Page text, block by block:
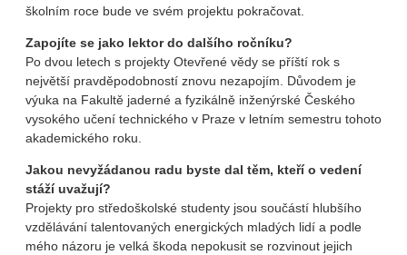
školním roce bude ve svém projektu pokračovat.
Zapojíte se jako lektor do dalšího ročníku?
Po dvou letech s projekty Otevřené vědy se příští rok s
největší pravděpodobností znovu nezapojím. Důvodem je
výuka na Fakultě jaderné a fyzikálně inženýrské Českého
vysokého učení technického v Praze v letním semestru tohoto
akademického roku.
Jakou nevyžádanou radu byste dal těm, kteří o vedení
stáží uvažují?
Projekty pro středoškolské studenty jsou součástí hlubšího
vzdělávání talentovaných energických mladých lidí a podle
mého názoru je velká škoda nepokusit se rozvinout jejich